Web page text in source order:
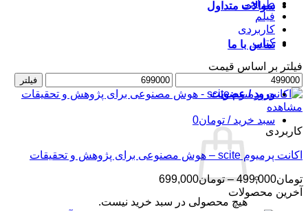
سوالات متداول
تماس با ما
ورود / عضویت
سبد خرید / تومان0
هیچ محصولی در سبد خرید نیست.
طراحی
فیلم
کاربردی
کتاب
فیلتر بر اساس قیمت
حداقل
قیمت
حداکثر
قیمت
فیلتر
مشاهده
کاربردی
اکانت پرمیوم scite – هوش مصنوعی برای پژوهش و تحقیقات
تومان499,000
– تومان699,000محدوده
تومان499,000
آخرین محصولات